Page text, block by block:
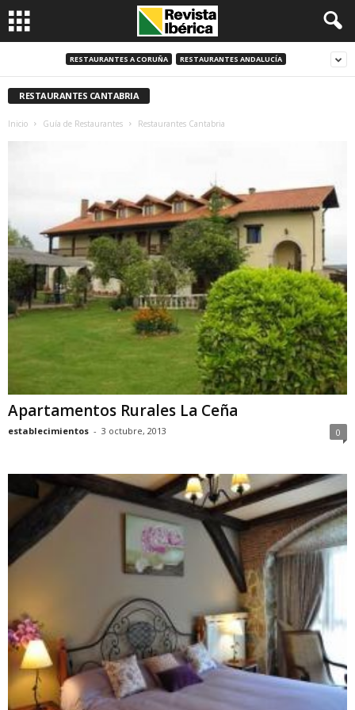
RESTAURANTES A CORUÑA RESTAURANTES ANDALUCÍA
RESTAURANTES CANTABRIA
Inicio Guía de Restaurantes Restaurantes Cantabria
Apartamentos Rurales La Ceña
establecimientos - 3 octubre, 2013 0